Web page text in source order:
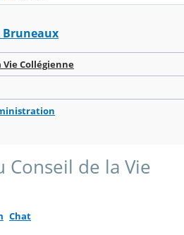
Bruneaux
Vie Collégienne
Conseil de la Vie
Chat